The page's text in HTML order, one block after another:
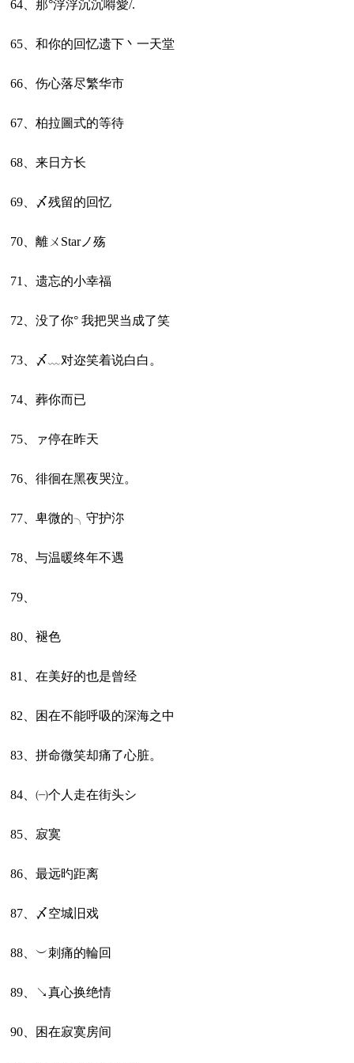
64、那°浮浮沉沉嘚愛/.
65、和你的回忆遗下丶一天堂
66、伤心落尽繁华市
67、柏拉圖式的等待
68、来日方长
69、〆残留的回忆
70、離ㄨStarノ殇
71、遗忘的小幸福
72、没了你° 我把哭当成了笑
73、〆﹏对迩笑着说白白。
74、葬你而已
75、ァ停在昨天
76、徘徊在黑夜哭泣。
77、卑微的╮守护沵
78、与温暖终年不遇
79、
80、褪色
81、在美好的也是曾经
82、困在不能呼吸的深海之中
83、拼命微笑却痛了心脏。
84、㈠个人走在街头シ
85、寂寞
86、最远旳距离
87、〆空城旧戏
88、︶刺痛的輪回
89、↘真心换绝情
90、困在寂寞房间